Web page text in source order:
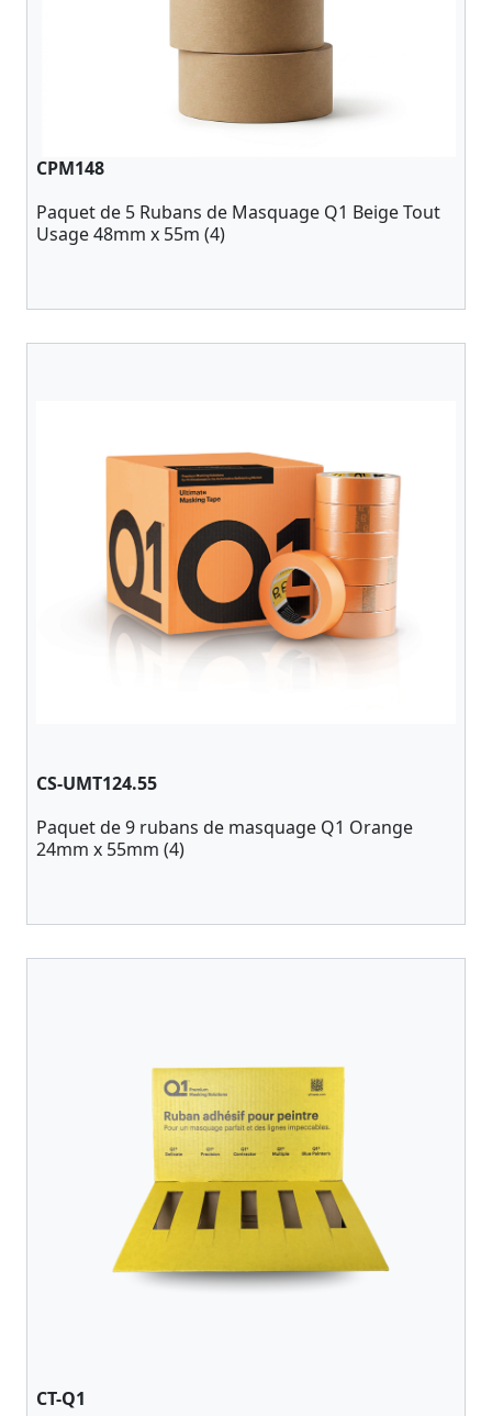
CPM148
Paquet de 5 Rubans de Masquage Q1 Beige Tout
Usage 48mm x 55m (4)
CS-UMT124.55
Paquet de 9 rubans de masquage Q1 Orange
24mm x 55mm (4)
CT-Q1